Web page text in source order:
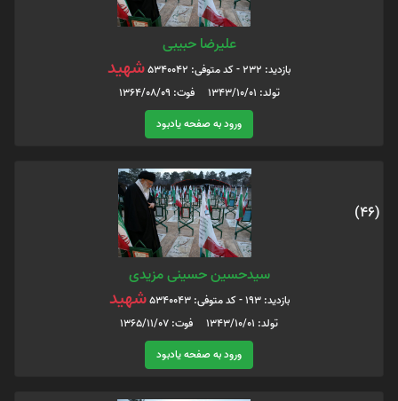
علیرضا حبیبی
بازدید: 232 - کد متوفی: 5340042 شهید
تولد: 1343/10/01 فوت: 1364/08/09
ورود به صفحه یادبود
(46)
سیدحسین حسینی مزیدی
بازدید: 193 - کد متوفی: 5340043 شهید
تولد: 1343/10/01 فوت: 1365/11/07
ورود به صفحه یادبود